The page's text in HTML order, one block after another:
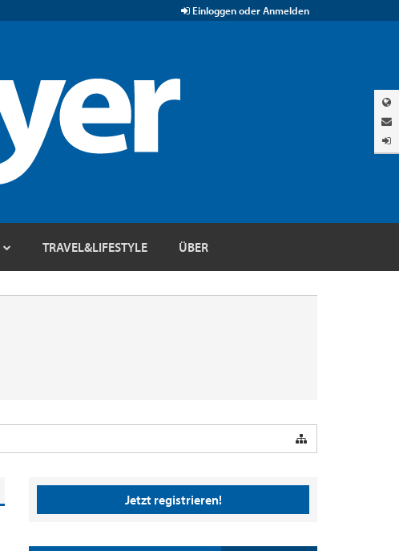
Einloggen oder Anmelden
TRAVEL&LIFESTYLE ÜBER
Jetzt registrieren!